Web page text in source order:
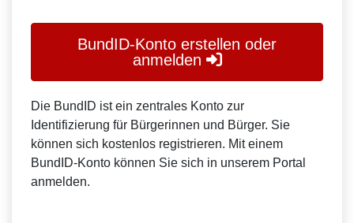
BundID-Konto erstellen oder
anmelden
Die BundID ist ein zentrales Konto zur
Identifizierung für Bürgerinnen und Bürger. Sie
können sich kostenlos registrieren. Mit einem
BundID-Konto können Sie sich in unserem Portal
anmelden.